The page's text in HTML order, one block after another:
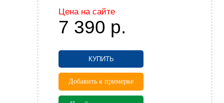
Цена на сайте
7 390 р.
КУПИТЬ
Добавить к примерке